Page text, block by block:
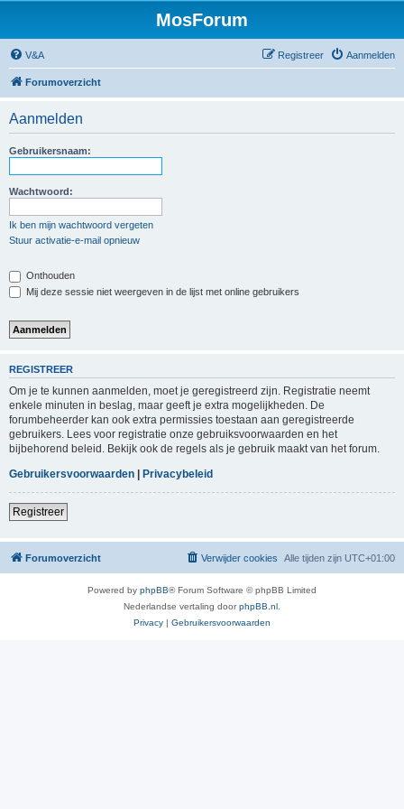
MosForum
V&A Aanmelden
Registreer
Forumoverzicht
Aanmelden
Gebruikersnaam:
Wachtwoord:
Ik ben mijn wachtwoord vergeten
Stuur activatie-e-mail opnieuw
Onthouden
Mij deze sessie niet weergeven in de lijst met online gebruikers
REGISTREER
Om je te kunnen aanmelden, moet je geregistreerd zijn. Registratie neemt
enkele minuten in beslag, maar geeft je extra mogelijkheden. De
forumbeheerder kan ook extra permissies toestaan aan geregistreerde
gebruikers. Lees voor registratie onze gebruiksvoorwaarden en het
bijbehorend beleid. Bekijk ook de regels als je gebruik maakt van het forum.
Gebruikersvoorwaarden | Privacybeleid
Registreer
Forumoverzicht Alle tijden zijn UTC+01:00
Verwijder cookies
Powered by phpBB® Forum Software © phpBB Limited
Nederlandse vertaling doorphpBB.nl
Privacy | Gebruikersvoorwaarden